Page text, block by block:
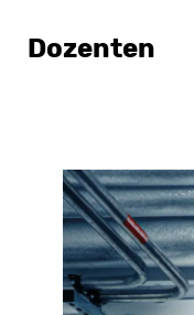
Dozenten